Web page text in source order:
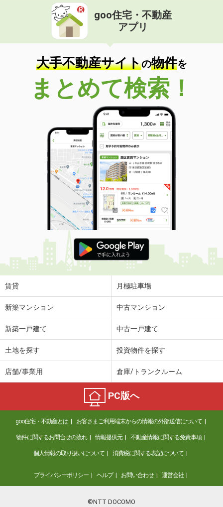
goo住宅・不動産
アプリ
大手不動産サイトの物件を
まとめて検索！
賃貸 月極駐車場
新築マンション 中古マンション
新築一戸建て 中古一戸建て
土地を探す 投資物件を探す
店舗/事業用 倉庫/トランクルーム
PC版へ
goo住宅・不動産とは お客さまご利用端末からの情報の外部送信について
物件に関するお問合せの流れ 情報提供元 不動産情報に関する免責事項
個人情報の取り扱いについて 消費税に関する表記について
プライバシーポリシー ヘルプ お問い合わせ 運営会社
©NTT DOCOMO